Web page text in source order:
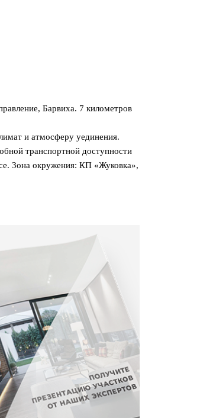
Барвиха. 7 километров
и атмосферу уединения.
транспортной доступности
Зона окружения: КП «Жуковка»,